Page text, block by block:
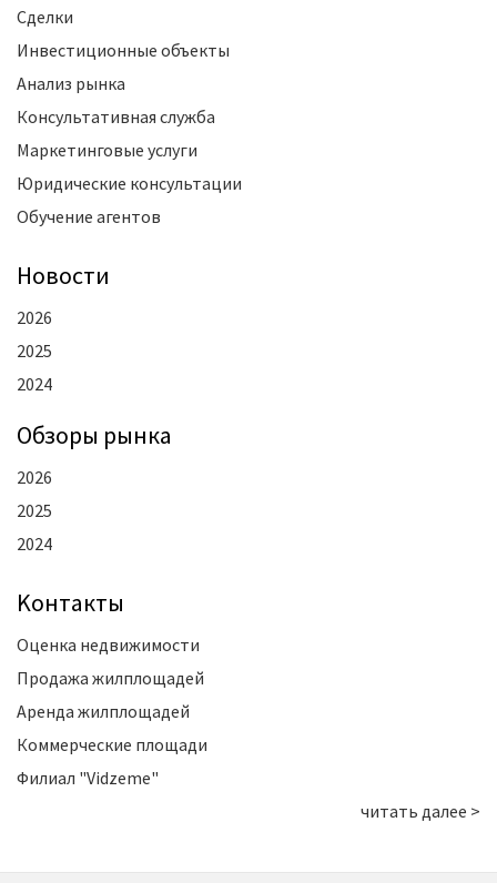
Сделки
Инвестиционные объекты
Анализ рынка
Консультативная служба
Маркетинговые услуги
Юридические консультации
Обучение агентов
Новости
2026
2025
2024
Oбзоры рынка
2026
2025
2024
Kонтакты
Оценка недвижимости
Продажа жилплощадей
Аренда жилплощадей
Коммерческие площади
Филиал "Vidzeme"
читать далее >